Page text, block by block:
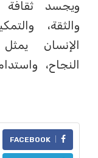
ويجسد ثقافة
والثقة،
الإنسان
النجاح،
FACEBOOK